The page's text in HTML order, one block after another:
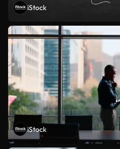
iStock
iStock